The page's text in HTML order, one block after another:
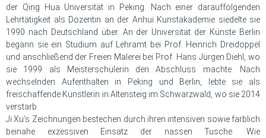
der Qing Hua Universität in Peking. Nach einer darauffolgenden
Lehrtätigkeit als Dozentin an der Anhui Kunstakademie siedelte sie
1990 nach Deutschland über. An der Universität der Künste Berlin
begann sie ein Studium auf Lehramt bei Prof. Heinrich Dreidoppel
und anschließend der Freien Malerei bei Prof. Hans Jürgen Diehl, wo
sie 1999 als Meisterschülerin den Abschluss machte. Nach
wechselnden Aufenthalten in Peking und Berlin, lebte sie als
freischaffende Künstlerin in Altensteig im Schwarzwald, wo sie 2014
verstarb.
Ji Xu‘s Zeichnungen bestechen durch ihren intensiven sowie farblich
beinahe exzessiven Einsatz der nassen Tusche. Wie